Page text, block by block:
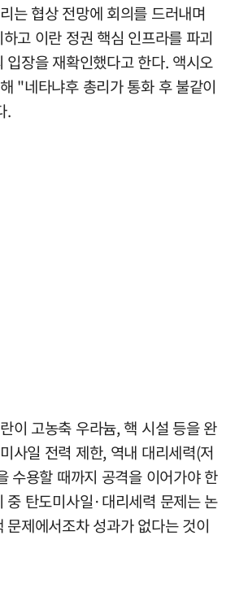
는 협상 전망에 회의를 드러내며
고 이란 정권 핵심 인프라를 파괴
입장을 재확인했다고 한다. 액시오
"네타냐후 총리가 통화 후 불같이
.
이 고농축 우라늄, 핵 시설 등을 완
사일 전력 제한, 역내 대리세력(저
수용할 때까지 공격을 이어가야 한
중 탄도미사일·대리세력 문제는 논
문제에서조차 성과가 없다는 것이